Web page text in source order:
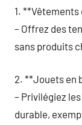
1.
– Offrez des
sans produits
2. **Jouets en
– Privilégiez
durable,